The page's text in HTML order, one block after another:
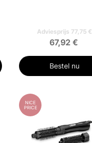
Adviesprijs 77,75 €
67,92 €
Bestel nu
NICE
PRICE